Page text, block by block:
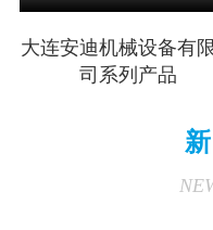
大连安迪机械设备有
司系列产品